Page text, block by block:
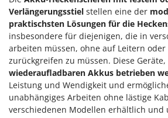
Verlängerungsstiel stellen eine der
praktischsten Lösungen für die
insbesondere für diejenigen, die in
arbeiten müssen, ohne auf Leitern oder
zurückgreifen zu müssen. Diese
wiederaufladbaren Akkus betrieben
Leistung und Wendigkeit und
unabhängiges Arbeiten ohne lästige
verschiedenen Modellen erhältlich und